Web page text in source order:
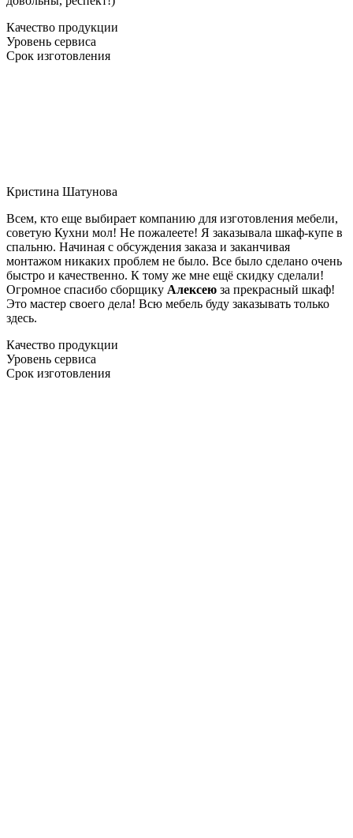
Качество продукции
Уровень сервиса
Срок изготовления
Кристина Шатунова
Всем, кто еще выбирает компанию для изготовления мебели,
советую Кухни мол! Не пожалеете! Я заказывала шкаф-купе в
спальню. Начиная с обсуждения заказа и заканчивая
монтажом никаких проблем не было. Все было сделано очень
быстро и качественно. К тому же мне ещё скидку сделали!
Огромное спасибо сборщику Алексею за прекрасный шкаф!
Это мастер своего дела! Всю мебель буду заказывать только
здесь.
Качество продукции
Уровень сервиса
Срок изготовления